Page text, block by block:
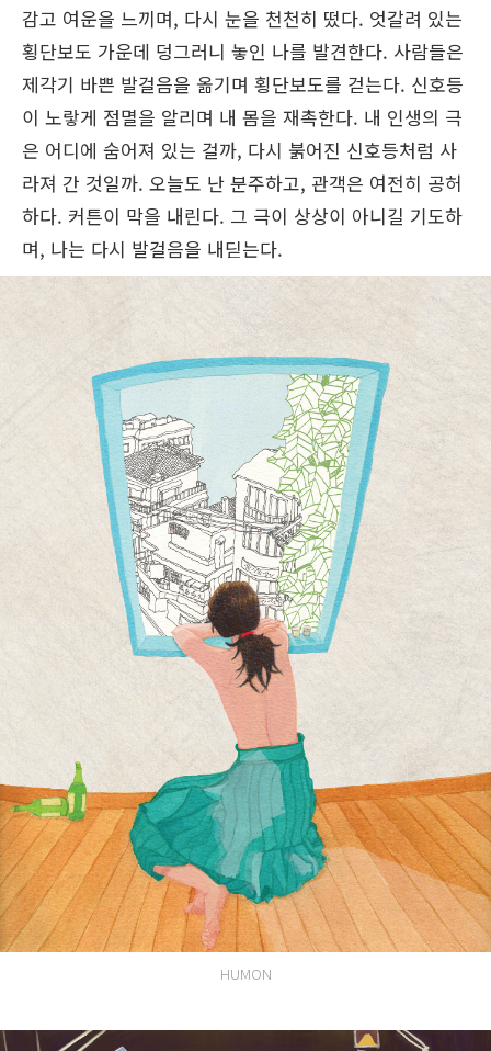
감고 여운을 느끼며, 다시 눈을 천천히 떴다. 엇갈려 있는
횡단보도 가운데 덩그러니 놓인 나를 발견한다. 사람들은
제각기 바쁜 발걸음을 옮기며 횡단보도를 걷는다. 신호등
이 노랗게 점멸을 알리며 내 몸을 재촉한다. 내 인생의 극
은 어디에 숨어져 있는 걸까, 다시 붉어진 신호등처럼 사
라져 간 것일까. 오늘도 난 분주하고, 관객은 여전히 공허
하다. 커튼이 막을 내린다. 그 극이 상상이 아니길 기도하
며, 나는 다시 발걸음을 내딛는다.
HUMON